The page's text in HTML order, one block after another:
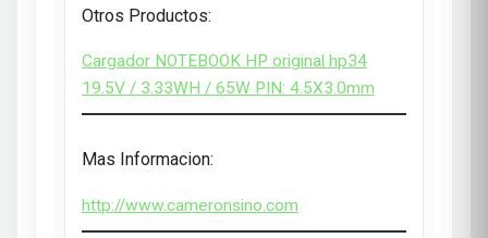
Otros Productos:
Cargador NOTEBOOK HP original hp34
19.5V / 3.33WH / 65W PIN: 4.5X3.0mm
Mas Informacion:
http://www.cameronsino.com